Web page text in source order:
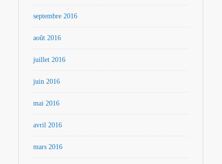
septembre 2016
août 2016
juillet 2016
juin 2016
mai 2016
avril 2016
mars 2016